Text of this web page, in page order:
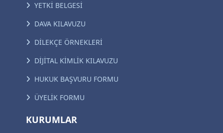
YETKİ BELGESİ
DAVA KILAVUZU
DİLEKÇE ÖRNEKLERİ
DİJİTAL KİMLİK KILAVUZU
HUKUK BAŞVURU FORMU
ÜYELİK FORMU
KURUMLAR